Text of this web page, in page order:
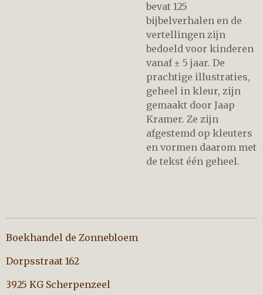
bevat 125
bijbelverhalen en de
vertellingen zijn
bedoeld voor kinderen
vanaf ± 5 jaar. De
prachtige illustraties,
geheel in kleur, zijn
gemaakt door Jaap
Kramer. Ze zijn
afgestemd op kleuters
en vormen daarom met
de tekst één geheel.
Boekhandel de Zonnebloem
Dorpsstraat 162
3925 KG Scherpenzeel